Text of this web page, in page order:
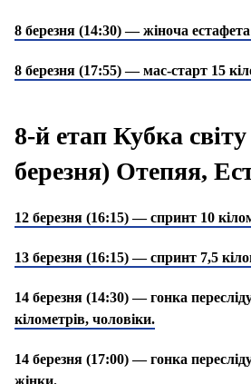
8 березня (14:30) — жіноча естафета
8 березня (17:55) — мас-старт 15
8-й етап Кубка
березня) Отепяя,
12 березня (16:15) — спринт 10
13 березня (16:15) — спринт 7,5
14 березня (14:30) — гонка
кілометрів, чоловіки.
14 березня (17:00) — гонка